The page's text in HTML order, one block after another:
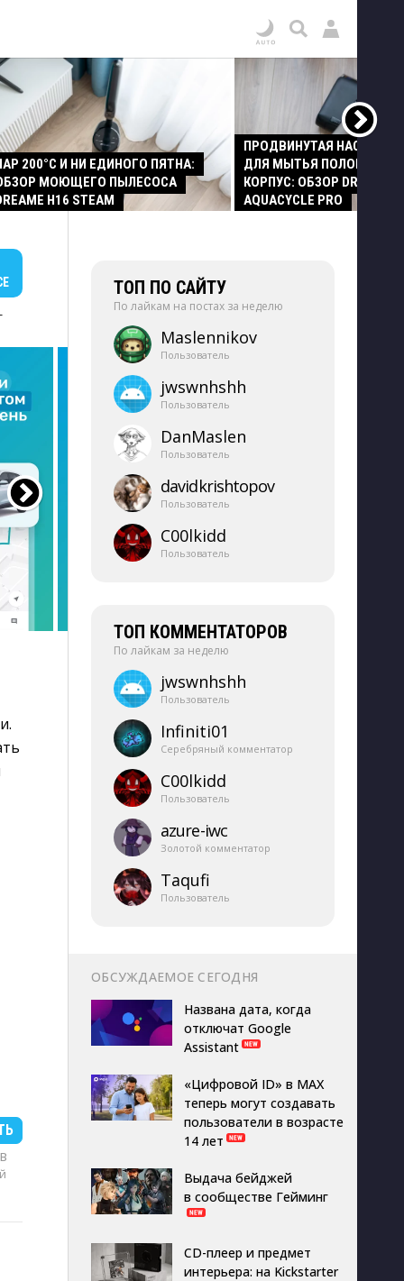
200°C И НИ ЕДИНОГО ПЯТНА:
МОЮЩЕГО ПЫЛЕСОСА
H16 STEAM
ПРОДВИНУТАЯ НАСАДКА
ДЛЯ МЫТЬЯ ПОЛОВ И
КОРПУС: ОБЗОР DREAME
AQUACYCLE PRO
ТОП ПО САЙТУ
По лайкам на постах за неделю
Maslennikov
Пользователь
jwswnhshh
Пользователь
DanMaslen
Пользователь
davidkrishtopov
Пользователь
C00lkidd
Пользователь
ТОП КОММЕНТАТОРОВ
По лайкам за неделю
jwswnhshh
Пользователь
Infiniti01
Серебряный комментатор
C00lkidd
Пользователь
azure-​iwc
Золотой комментатор
Taqufi
Пользователь
ОБСУЖДАЕМОЕ СЕГОДНЯ
Названа дата, когда
отключат Google
Assistant
«Цифровой ID» в MAX
теперь могут создавать
пользователи в возрасте
14 лет
Выдача бейджей
в сообществе Гейминг
CD-плеер и предмет
интерьера: на Kickstarter